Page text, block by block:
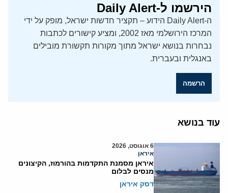
הירשמו ל-Daily Alert
ה-Daily Alert הידוע – תקציר חדשות ישראל, מופק על ידי
המרכז הירושלמי מאז 2002, ומציע קישורים לכתבות
נבחרות בנושא ישראל מתוך מקורות תקשורת מובילים
באנגלית ובעברית.
הרשמה
עוד בנושא
6 אוגוסט, 2026
איראן
איראן מסמנת התקדמות בהורמוז, הקיצונים
מנסים לבלום
דסק איראן